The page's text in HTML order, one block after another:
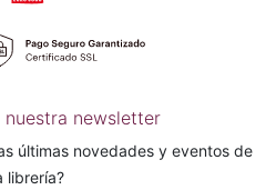
nuestra newsletter
últimas novedades y eventos de
librería?